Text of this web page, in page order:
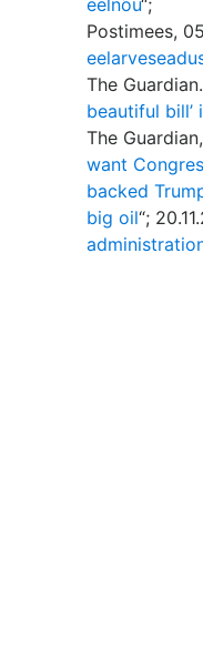
eelnõu“;
Postimees,
The
beautiful
The
want
backed
big oil“;